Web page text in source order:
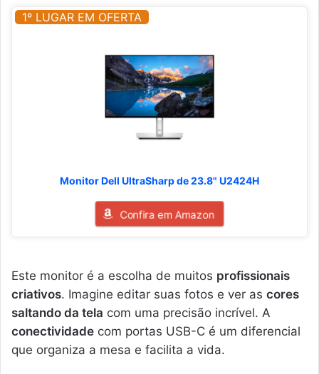
1º LUGAR EM OFERTA
Monitor Dell UltraSharp de 23.8" U2424H
Confira em Amazon
Este monitor é a escolha de muitos profissionais
criativos. Imagine editar suas fotos e ver as cores
saltando da tela com uma precisão incrível. A
conectividade com portas USB-C é um diferencial
que organiza a mesa e facilita a vida.